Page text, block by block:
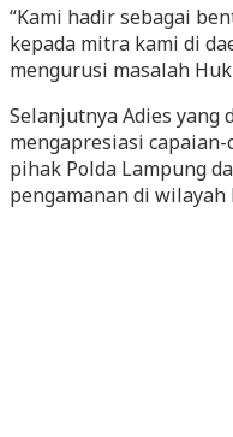
“Kami hadir sebagai
kepada mitra kami di
mengurusi masalah
Selanjutnya Adies yang
mengapresiasi
pihak Polda Lampung
pengamanan di wilayah